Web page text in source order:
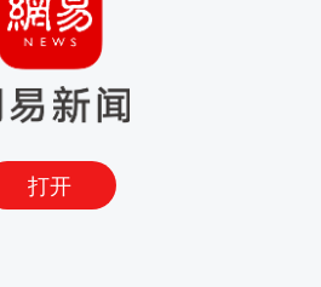
打开